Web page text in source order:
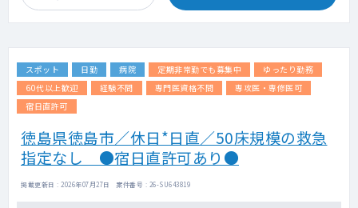
スポット 日勤 病院 定期非常勤でも募集中
ゆったり勤務
60代以上歓迎
経験不問 専門医資格不問
専攻医・専修医可
宿日直許可
徳島県徳島市／休日*日直／50床規模の救急
指定なし ●宿日直許可あり●
掲載更新日 : 2026年07月27日 案件番号 : 26-SU643819